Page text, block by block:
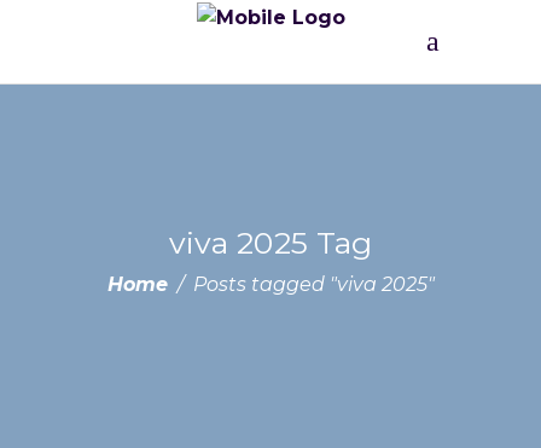
viva 2025 Tag
Home/ Posts tagged "viva 2025"